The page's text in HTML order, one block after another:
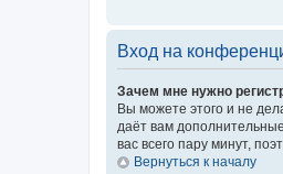
Вход на
Зачем мне нужно
Вы можете этого и не
даёт вам
вас всего пару минут,
Вернуться к началу